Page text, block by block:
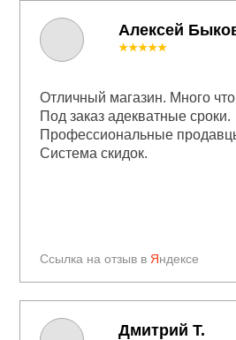
Алексей
Ссылка на отзыв в Яндексе
★★★★★
Отличный магазин. Много
Под заказ адекватные сроки.
Профессиональные
Система скидок.
Дмитрий Т.